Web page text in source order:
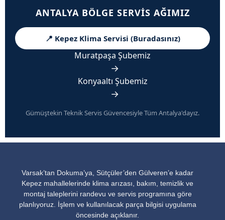
ANTALYA BÖLGE SERVIS AĞIMIZ
📍 Kepez Klima Servisi (Buradasınız)
Muratpaşa Şubemiz
→
Konyaaltı Şubemiz
→
Gümüştekin Teknik Servis Güvencesiyle Tüm Antalya'dayız.
Varsak’tan Dokuma’ya, Sütçüler’den Gülveren’e kadar
Kepez mahallelerinde klima arızası, bakım, temizlik ve
montaj taleplerini randevu ve servis programına göre
planlıyoruz. İşlem ve kullanılacak parça bilgisi uygulama
öncesinde açıklanır.